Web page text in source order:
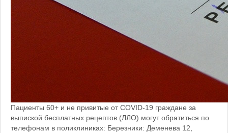
Пациенты 60+ и не привитые от COVID-19 граждане за
выпиской бесплатных рецептов (ЛЛО) могут обратиться по
телефонам в поликлиниках: Березники: Деменева 12,